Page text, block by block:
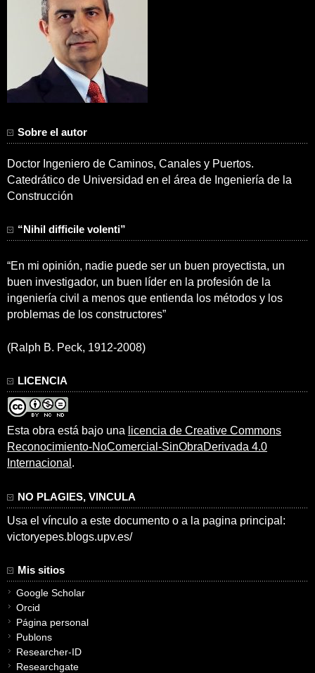
Sobre el autor
Doctor Ingeniero de Caminos, Canales y Puertos.
Catedrático de Universidad en el área de Ingeniería de la
Construcción
“Nihil difficile volenti”
“En mi opinión, nadie puede ser un buen proyectista, un
buen investigador, un buen líder en la profesión de la
ingeniería civil a menos que entienda los métodos y los
problemas de los constructores”
(Ralph B. Peck, 1912-2008)
LICENCIA
Esta obra está bajo una licencia de Creative Commons
Reconocimiento-NoComercial-SinObraDerivada 4.0
Internacional .
NO PLAGIES, VINCULA
Usa el vínculo a este documento o a la pagina principal:
victoryepes.blogs.upv.es/
Mis sitios
Google Scholar
Orcid
Página personal
Publons
Researcher-ID
Researchgate